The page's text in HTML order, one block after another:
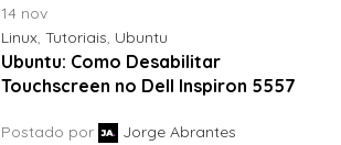
14 nov
Linux, Tutoriais, Ubuntu
Ubuntu: Como Desabilitar
Touchscreen no Dell Inspiron 5557
Postado por
Jorge Abrantes